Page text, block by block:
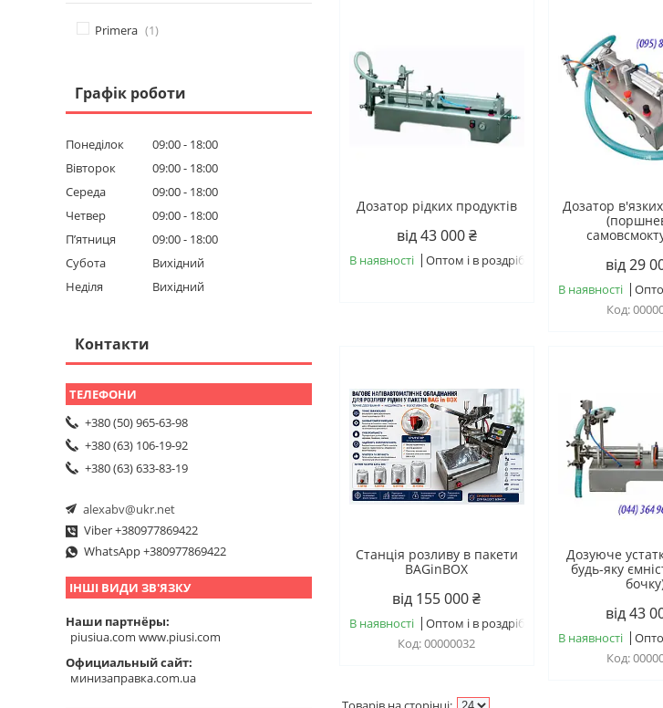
Дозатор рідких продуктів
від 43 000 ₴
В наявності Оптом і в роздріб
Дозатор
від 29
В наявності
Станція розливу в пакети
BAGinBOX
від 155 000 ₴
В наявності
Оптом і в роздріб
00000032
Дозуюче
будь-яку
від 43
В наявності
Primera 1
Графік роботи
Понеділок 09:00
18:00
Вівторок
09:00
18:00
Середа
09:00
18:00
Четвер
09:00
18:00
Пʼятниця
09:00
18:00
Субота
Вихідний
Неділя
Вихідний
Контакти
+380 (50) 965-63-98
+380 (63) 106-19-92
+380 (63) 633-83-19
alexabv@ukr.net
Viber +380977869422
WhatsApp +380977869422
ІНШІ ВИДИ ЗВ'ЯЗКУ
Наши партнёры
piusiua.com www.piusi.com
Официальный сайт
минизаправка.com.ua